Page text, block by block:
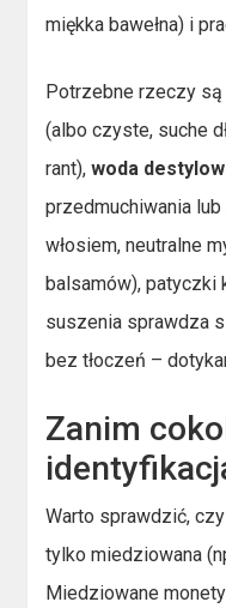
miękka bawełna) i
Potrzebne rzeczy
(albo czyste, suche
rant),woda
przedmuchiwania
włosiem, neutralne
balsamów), patyczki
suszenia sprawdza
bez tłoczeń –
Zanim
Warto sprawdzić,
tylko miedziowana
Miedziowane